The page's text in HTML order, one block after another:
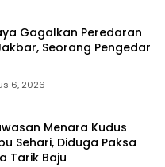
Gagalkan Peredaran
Seorang Pengedar
6, 2026
Menara Kudus
Sehari, Diduga Paksa
Tarik Baju